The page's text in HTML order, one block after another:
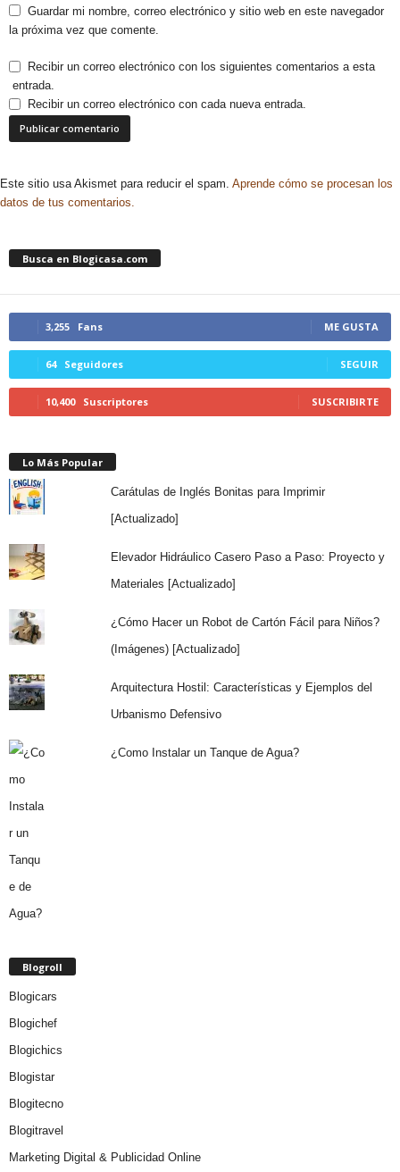
Guardar mi nombre, correo electrónico y sitio web en este navegador
la próxima vez que comente.
Recibir un correo electrónico con los siguientes comentarios a esta
entrada.
Recibir un correo electrónico con cada nueva entrada.
Este sitio usa Akismet para reducir el spam. Aprende cómo se procesan los
datos de tus comentarios.
Busca en Blogicasa.com
3,255 Fans ME GUSTA
64 Seguidores SEGUIR
10,400 Suscriptores SUSCRIBIRTE
Lo Más Popular
Carátulas de Inglés Bonitas para Imprimir
[Actualizado]
Elevador Hidráulico Casero Paso a Paso: Proyecto y
Materiales [Actualizado]
¿Cómo Hacer un Robot de Cartón Fácil para Niños?
(Imágenes) [Actualizado]
Arquitectura Hostil: Características y Ejemplos del
Urbanismo Defensivo
¿Como Instalar un Tanque de Agua?
Blogroll
Blogicars
Blogichef
Blogichics
Blogistar
Blogitecno
Blogitravel
Marketing Digital & Publicidad Online